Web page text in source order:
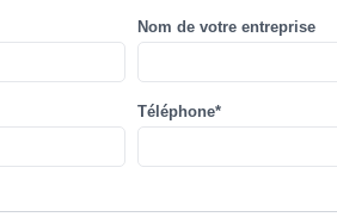
Nom de votre entreprise
Téléphone*